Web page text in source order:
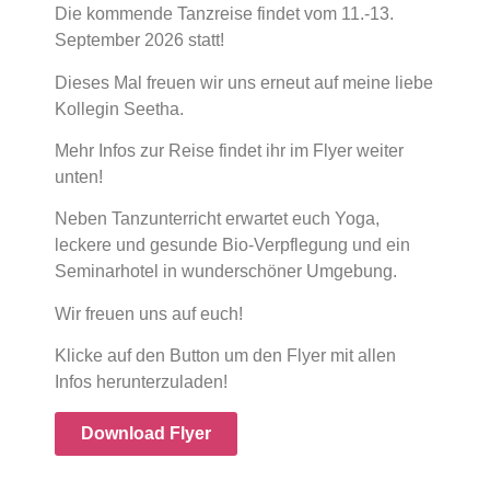
Die kommende Tanzreise findet vom 11.-13.
September 2026 statt!
Dieses Mal freuen wir uns erneut auf meine liebe
Kollegin Seetha.
Mehr Infos zur Reise findet ihr im Flyer weiter
unten!
Neben Tanzunterricht erwartet euch Yoga,
leckere und gesunde Bio-Verpflegung und ein
Seminarhotel in wunderschöner Umgebung.
Wir freuen uns auf euch!
Klicke auf den Button um den Flyer mit allen
Infos herunterzuladen!
Download Flyer